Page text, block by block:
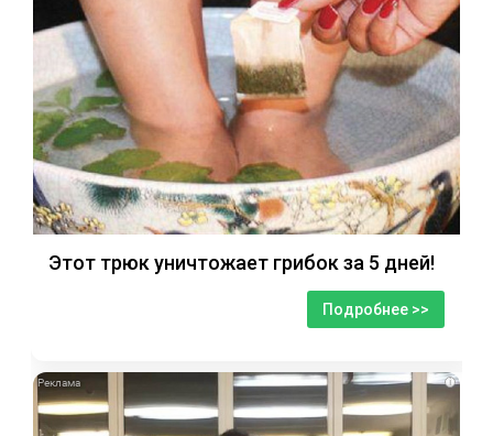
Этот трюк уничтожает грибок за 5 дней!
Подробнее >>
i